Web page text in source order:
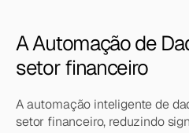
A Automação de
setor financeiro
A automação inteligente de
setor financeiro, reduzindo